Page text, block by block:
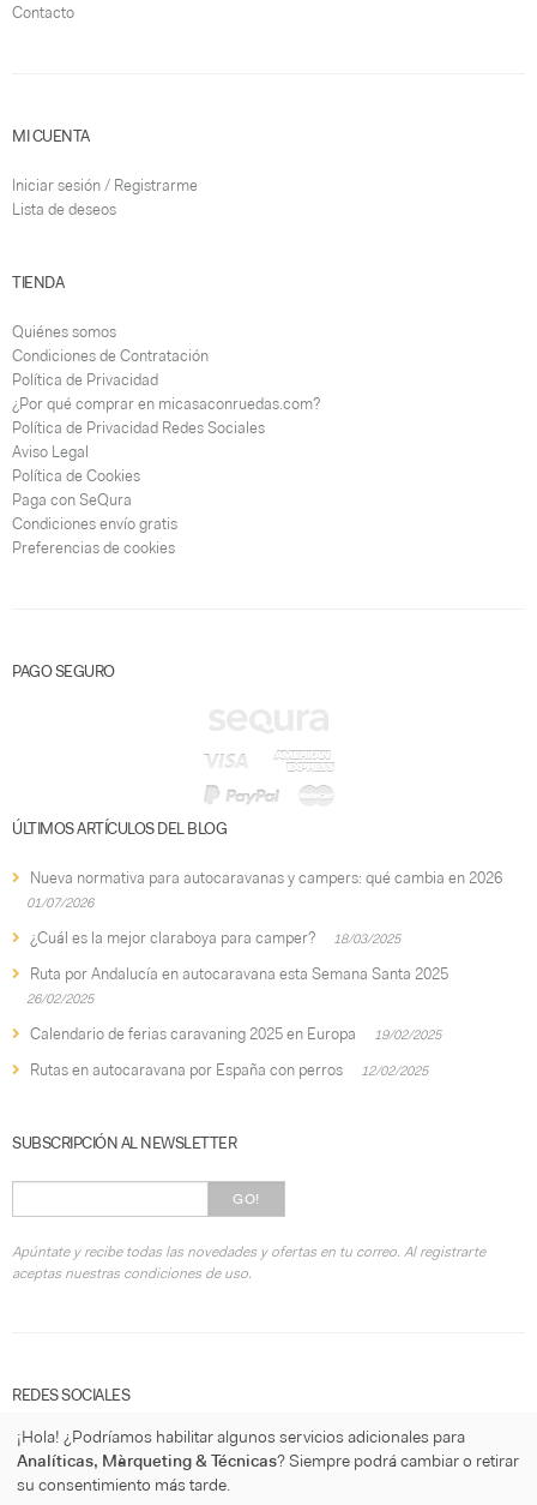
Contacto
MI CUENTA
Iniciar sesión / Registrarme
Lista de deseos
TIENDA
Quiénes somos
Condiciones de Contratación
Política de Privacidad
¿Por qué comprar en micasaconruedas.com?
Política de Privacidad Redes Sociales
Aviso Legal
Política de Cookies
Paga con SeQura
Condiciones envío gratis
Preferencias de cookies
PAGO SEGURO
ÚLTIMOS ARTÍCULOS DEL BLOG
Nueva normativa para autocaravanas y campers: qué cambia en 2026
01/07/2026
¿Cuál es la mejor claraboya para camper? 18/03/2025
Ruta por Andalucía en autocaravana esta Semana Santa 2025
26/02/2025
Calendario de ferias caravaning 2025 en Europa 19/02/2025
Rutas en autocaravana por España con perros 12/02/2025
SUBSCRIPCIÓN AL NEWSLETTER
GO!
Apúntate y recibe todas las novedades y ofertas en tu correo. Al registrarte
aceptas nuestras condiciones de uso.
REDES SOCIALES
¡Hola! ¿Podríamos habilitar algunos servicios adicionales para
Analíticas, Màrqueting & Técnicas? Siempre podrá cambiar o retirar
su consentimiento más tarde.